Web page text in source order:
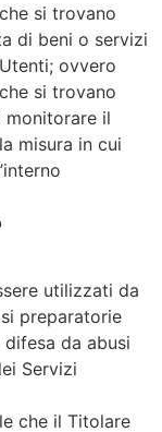
si trovano
di beni o servizi
ovvero
si trovano
monitorare il
misura in cui
utilizzati da
preparatorie
da abusi
Servizi
che il Titolare